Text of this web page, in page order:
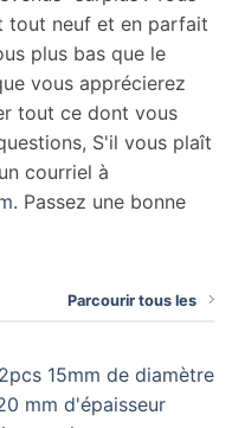
tout neuf et en parfait
plus bas que le
vous apprécierez
tout ce dont vous
S'il vous plaît
courriel à
. Passez une bonne
Parcourir tous les